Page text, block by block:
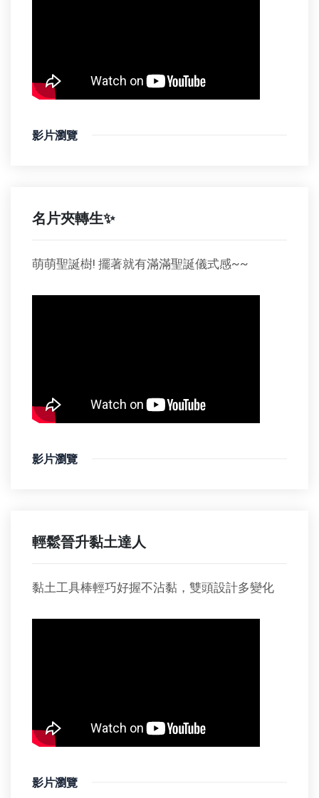
影片瀏覽
名片夾轉生✨
萌萌聖誕樹! 擺著就有滿滿聖誕儀式感~~
影片瀏覽
輕鬆晉升黏土達人
黏土工具棒輕巧好握不沾黏，雙頭設計多變化
影片瀏覽